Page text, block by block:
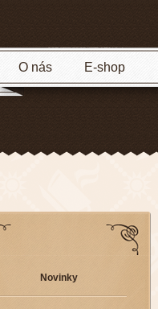
O nás E-shop
Novinky